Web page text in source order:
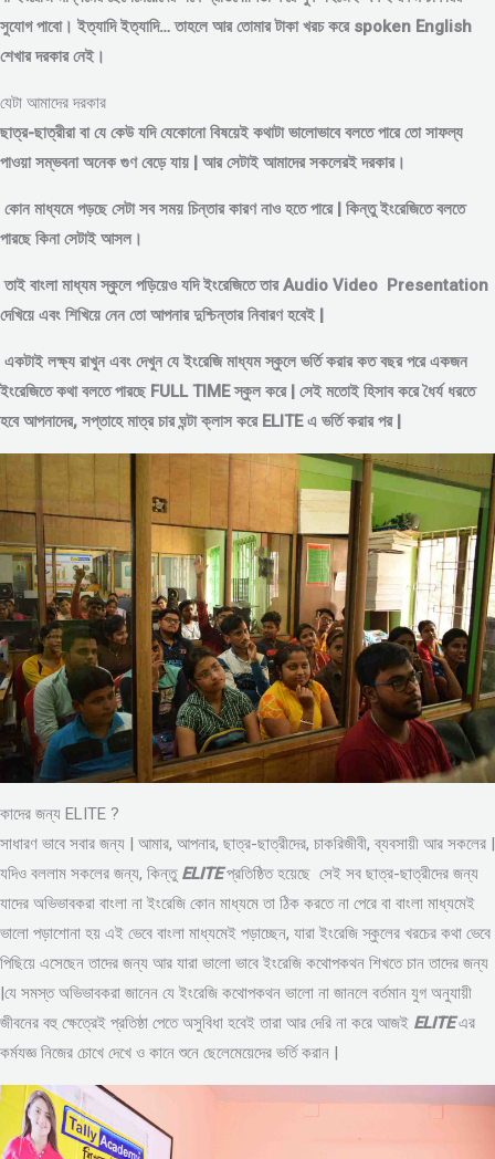
সুযোগ পাবো। ইত্যাদি ইত্যাদি… তাহলে আর তোমার টাকা খরচ করে spoken English
শেখার দরকার নেই।
যেটা আমাদের দরকার
ছাত্র-ছাত্রীরা বা যে কেউ যদি যেকোনো বিষয়েই কথাটা ভালোভাবে বলতে পারে তো সাফল্য
পাওয়া সম্ভবনা অনেক গুণ বেড়ে যায় | আর সেটাই আমাদের সকলেরই দরকার।
কোন মাধ্যমে পড়ছে সেটা সব সময় চিন্তার কারণ নাও হতে পারে | কিন্তু ইংরেজিতে বলতে
পারছে কিনা সেটাই আসল।
তাই বাংলা মাধ্যম স্কুলে পড়িয়েও যদি ইংরেজিতে তার Audio Video Presentation
দেখিয়ে এবং শিখিয়ে নেন তো আপনার দুশ্চিন্তার নিবারণ হবেই |
একটাই লক্ষ্য রাখুন এবং দেখুন যে ইংরেজি মাধ্যম স্কুলে ভর্তি করার কত বছর পরে একজন
ইংরেজিতে কথা বলতে পারছে FULL TIME স্কুল করে | সেই মতোই হিসাব করে ধৈর্য ধরতে
হবে আপনাদের, সপ্তাহে মাত্র চার ঘন্টা ক্লাস করে ELITE এ ভর্তি করার পর |
কাদের জন্য ELITE ?
সাধারণ ভাবে সবার জন্য | আমার, আপনার, ছাত্র-ছাত্রীদের, চাকরিজীবী, ব্যবসায়ী আর সকলের |
যদিও বললাম সকলের জন্য, কিন্তু ELITEপ্রতিষ্ঠিত হয়েছে সেই সব ছাত্র-ছাত্রীদের জন্য
যাদের অভিভাবকরা বাংলা না ইংরেজি কোন মাধ্যমে তা ঠিক করতে না পেরে বা বাংলা মাধ্যমেই
ভালো পড়াশোনা হয় এই ভেবে বাংলা মাধ্যমেই পড়াচ্ছেন, যারা ইংরেজি স্কুলের খরচের কথা ভেবে
পিছিয়ে এসেছেন তাদের জন্য আর যারা ভালো ভাবে ইংরেজি কথোপকথন শিখতে চান তাদের জন্য
|যে সমস্ত অভিভাবকরা জানেন যে ইংরেজি কথোপকথন ভালো না জানলে বর্তমান যুগ অনুযায়ী
জীবনের বহু ক্ষেত্রেই প্রতিষ্ঠা পেতে অসুবিধা হবেই তারা আর দেরি না করে আজই ELITEএর
কর্মযজ্ঞ নিজের চোখে দেখে ও কানে শুনে ছেলেমেয়েদের ভর্তি করান |